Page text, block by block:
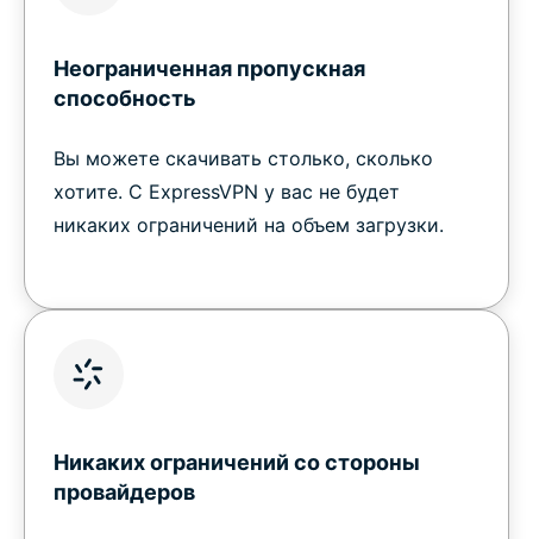
Неограниченная пропускная
способность
Вы можете скачивать столько, сколько
хотите. С ExpressVPN у вас не будет
никаких ограничений на объем загрузки.
Никаких ограничений со стороны
провайдеров